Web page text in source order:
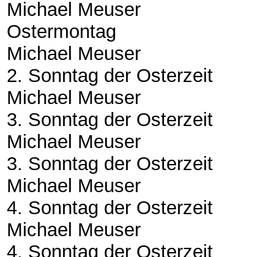
Michael Meuser
Ostermontag
Michael Meuser
2. Sonntag der Osterzeit
Michael Meuser
3. Sonntag der Osterzeit
Michael Meuser
3. Sonntag der Osterzeit
Michael Meuser
4. Sonntag der Osterzeit
Michael Meuser
4. Sonntag der Osterzeit